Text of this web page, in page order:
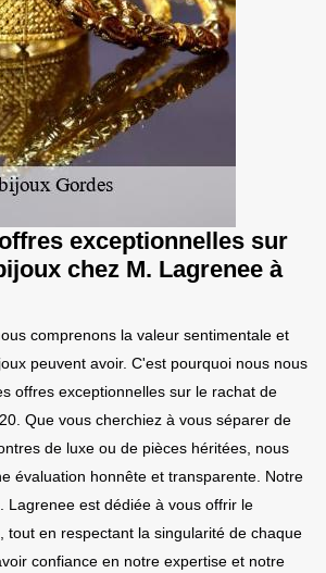
exceptionnelles sur
chez M. Lagrenee à
comprenons la valeur sentimentale et
peuvent avoir. C'est pourquoi nous nous
offres exceptionnelles sur le rachat de
Que vous cherchiez à vous séparer de
de luxe ou de pièces héritées, nous
évaluation honnête et transparente. Notre
Lagrenee est dédiée à vous offrir le
tout en respectant la singularité de chaque
confiance en notre expertise et notre